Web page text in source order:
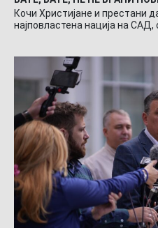
Кочи Христијане и престани
најповластена нација на САД,